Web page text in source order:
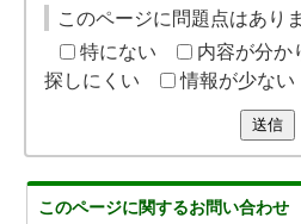
このページに問題点はあり
特にない
内容が分か
探しにくい
情報が少ない
送信
このページに関するお問い合わせ